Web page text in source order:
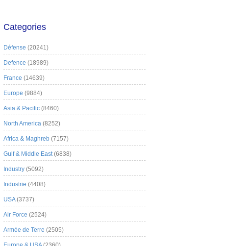
Categories
Défense (20241)
Defence (18989)
France (14639)
Europe (9884)
Asia & Pacific (8460)
North America (8252)
Africa & Maghreb (7157)
Gulf & Middle East(6838)
Industry (5092)
Industrie (4408)
USA(3737)
Air Force (2524)
Armée de Terre (2505)